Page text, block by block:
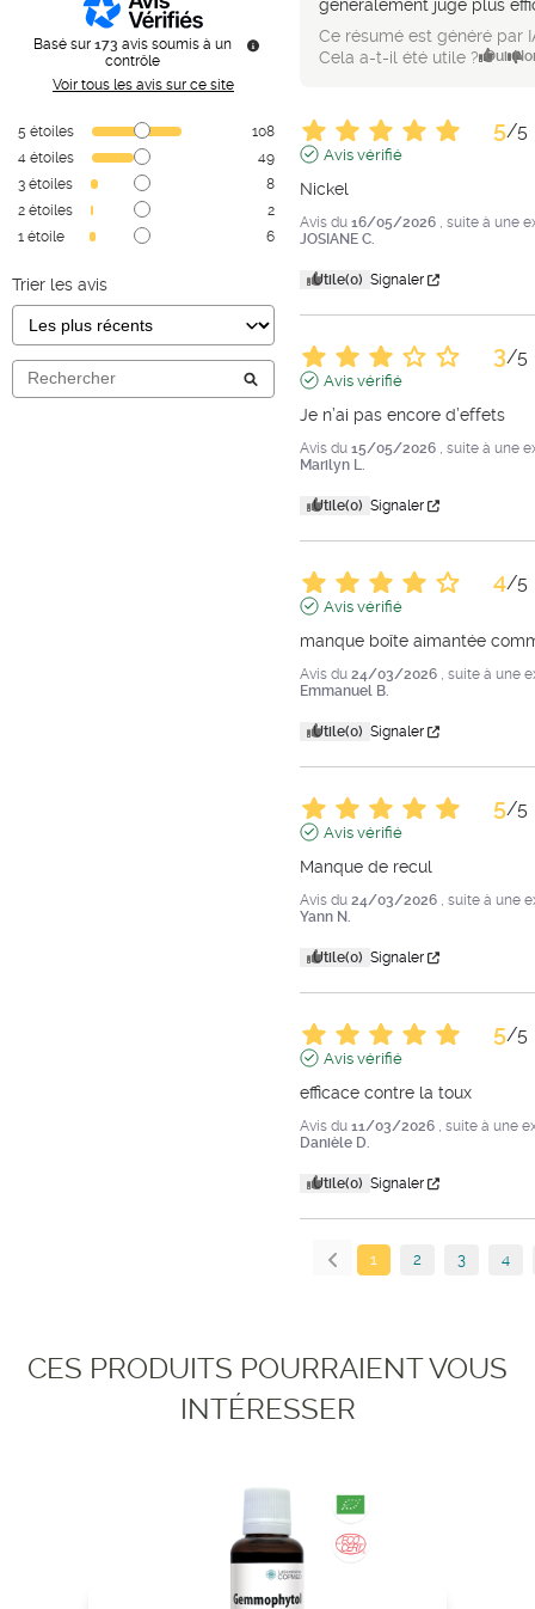
Basé sur 173 avis soumis à un
contrôle
Voir tous les avis sur ce site
5 étoiles
108
4 étoiles
49
3 étoiles
8
2 étoiles
2
1 étoile 6
Trier les avis
généralement jugé plus
Ce résumé est généré par
Cela a-t-il été utile ? Oui
5/5
Avis vérifié
Nickel
Avis du 16/05/2026 , suite à une
JOSIANE C.
Utile(0) Signaler
3/5
Avis vérifié
Je n’ai pas encore d’effets
Avis du 15/05/2026 , suite à une
Marilyn L.
Utile(0) Signaler
4/5
Avis vérifié
manque boîte aimantée
Avis du 24/03/2026 , suite à une
Emmanuel B.
Utile(0) Signaler
5/5
Avis vérifié
Manque de recul
Avis du 24/03/2026 , suite à une
Yann N.
Utile(0) Signaler
5/5
Avis vérifié
efficace contre la toux
Avis du 11/03/2026 , suite à une
Danièle D.
Utile(0) Signaler
1 2 3 4
CES PRODUITS POURRAIENT VOUS
INTÉRESSER